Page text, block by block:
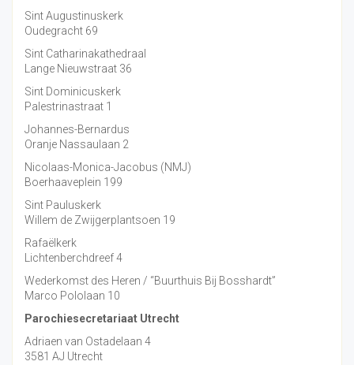
Sint Augustinuskerk
Oudegracht 69
Sint Catharinakathedraal
Lange Nieuwstraat 36
Sint Dominicuskerk
Palestrinastraat 1
Johannes-Bernardus
Oranje Nassaulaan 2
Nicolaas-Monica-Jacobus (NMJ)
Boerhaaveplein 199
Sint Pauluskerk
Willem de Zwijgerplantsoen 19
Rafaëlkerk
Lichtenberchdreef 4
Wederkomst des Heren / “Buurthuis Bij Bosshardt”
Marco Pololaan 10
Parochiesecretariaat Utrecht
Adriaen van Ostadelaan 4
3581 AJ Utrecht